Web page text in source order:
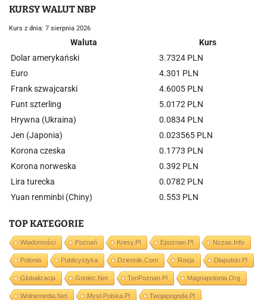
KURSY WALUT NBP
Kurs z dnia: 7 sierpnia 2026
Waluta
Kurs
Dolar amerykański
3.7324 PLN
Euro
4.301 PLN
Frank szwajcarski
4.6005 PLN
Funt szterling
5.0172 PLN
Hrywna (Ukraina)
0.0834 PLN
Jen (Japonia)
0.023565 PLN
Korona czeska
0.1773 PLN
Korona norweska
0.392 PLN
Lira turecka
0.0782 PLN
Yuan renminbi (Chiny)
0.553 PLN
TOP KATEGORIE
Wiadomości Poznań Kresy.pl Epoznan.pl Nczas.info
Polonia Publicystyka Dziennik.com Rosja Dlapolski.pl
Globalizacja Goniec.net TenPoznan.pl Magnapolonia.org
Wolnemedia.net Mysl-Polska.pl Twojapogoda.pl